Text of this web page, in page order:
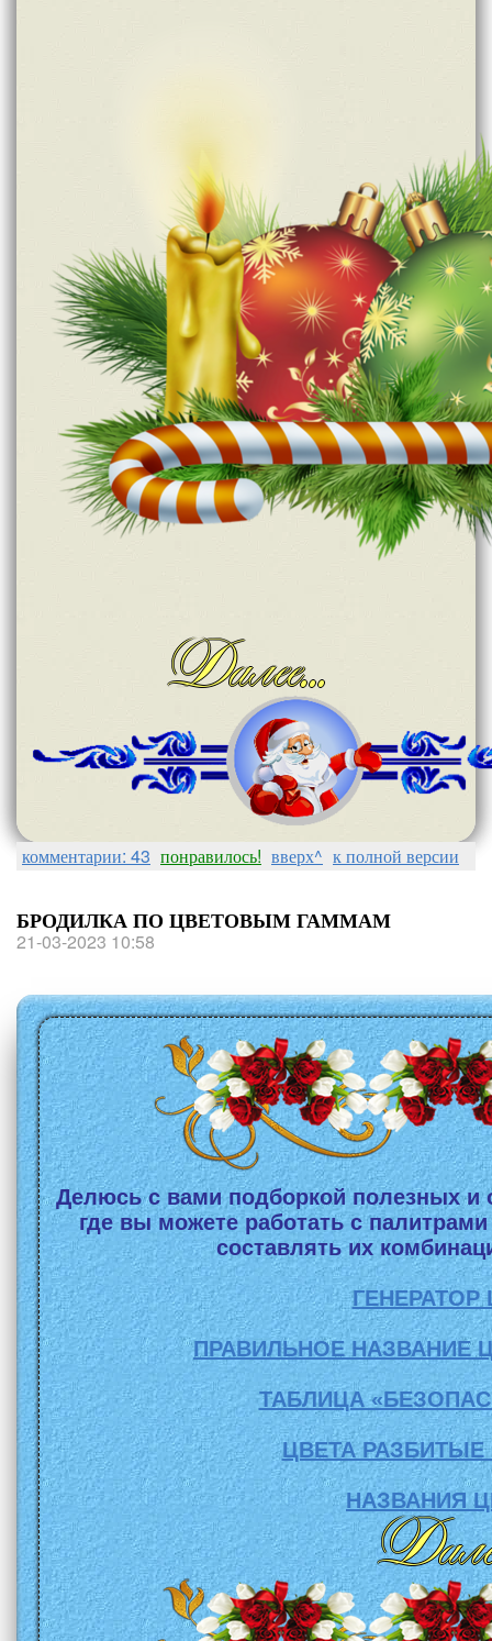
комментарии: 43 понравилось! вверх^ к полной версии
БРОДИЛКА ПО ЦВЕТОВЫМ ГАММАМ
21-03-2023 10:58
Делюсь с вами подборкой полезных и
где вы можете работать с
составлять их
ГЕНЕРАТОР
ПРАВИЛЬНОЕ НАЗВАНИЕ
ТАБЛИЦА
ЦВЕТА РАЗБИТЫЕ
НАЗВАНИЯ